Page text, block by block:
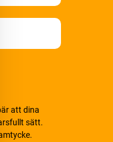
att dina
sätt.